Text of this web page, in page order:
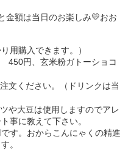
日のお楽しみ💛おお
できます。）
玄米粉ガトーショコ
文ください。（ドリンクは当
や大豆は使用しますのでアレ
事に教えて下さい。
す。おからこんにゃくの精進
。